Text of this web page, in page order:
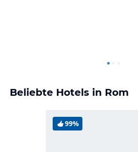
Beliebte Hotels in Rom
99%